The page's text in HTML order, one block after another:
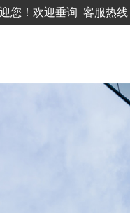
！欢迎垂询 客服热线